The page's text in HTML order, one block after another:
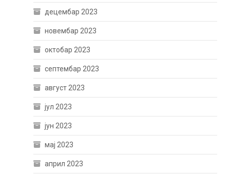
децембар 2023
новембар 2023
октобар 2023
септембар 2023
август 2023
јул 2023
јун 2023
мај 2023
април 2023